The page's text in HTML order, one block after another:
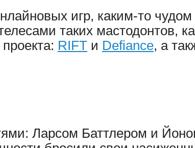
игр, каким-то чудом
таких мастодонтов,
RIFT и Defiance, а
Ларсом Баттлером и